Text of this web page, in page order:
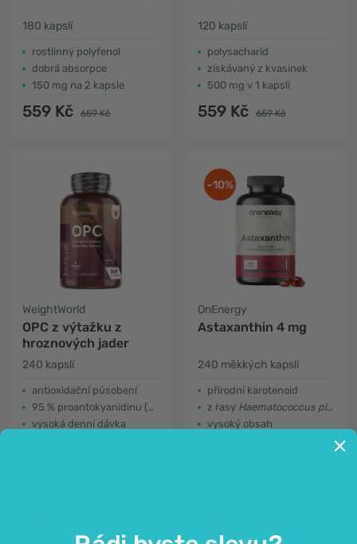
180 kapslí
rostlinný polyfenol
dobrá absorpce
150 mg na 2 kapsle
559 Kč 659 Kč
120 kapslí
polysacharid
získávaný z kvasinek
500 mg v 1 kapsli
559 Kč 659 Kč
WeightWorld
OPC z výtažku z
hroznových jader
240 kapslí
antioxidační působení
95 % proantokyanidinu (OPC)
vysoká denní dávka
-10%
OnEnergy
Astaxanthin 4 mg
240 měkkých kapslí
přírodní karotenoid
z řasy Haematococcus pluvialis
vysoký obsah